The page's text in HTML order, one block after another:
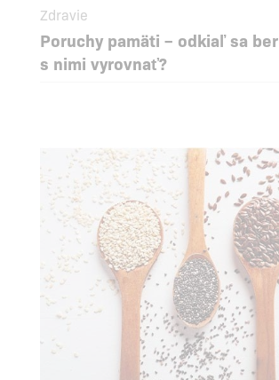
Zdravie
Poruchy pamäti – odkiaľ sa
s nimi vyrovnať?